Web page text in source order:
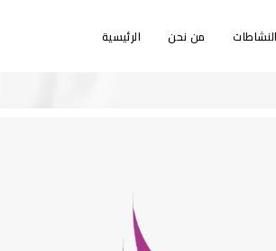
الرئيسية من نحن النشاطات